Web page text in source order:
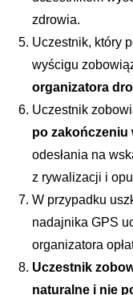
zdrowia.
Uczestnik, który
wyścigu
organizatora
Uczestnik
po zakończeniu
odesłania na
z rywalizacji i
W przypadku
nadajnika GPS
organizatora
Uczestnik
naturalne i nie